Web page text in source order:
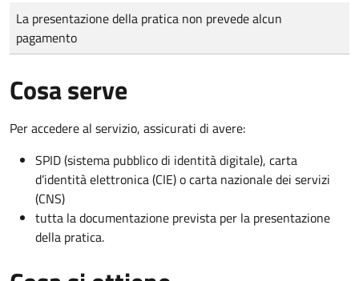
Tipo di pagamento
Importo
La presentazione della pratica non prevede alcun
pagamento
Cosa serve
Per accedere al servizio, assicurati di avere:
SPID (sistema pubblico di identità digitale), carta
d’identità elettronica (CIE) o carta nazionale dei servizi
(CNS)
tutta la documentazione prevista per la presentazione
della pratica.